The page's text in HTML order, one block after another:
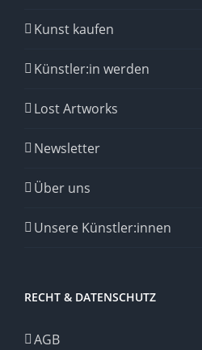
Kunst kaufen
Künstler:in werden
Lost Artworks
Newsletter
Über uns
Unsere Künstler:innen
RECHT & DATENSCHUTZ
AGB